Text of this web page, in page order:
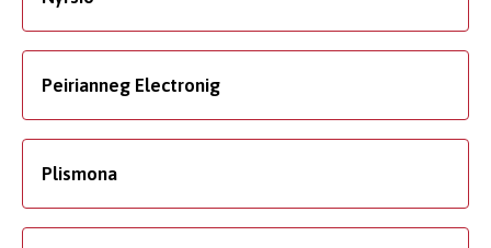
Peirianneg Electronig
Plismona